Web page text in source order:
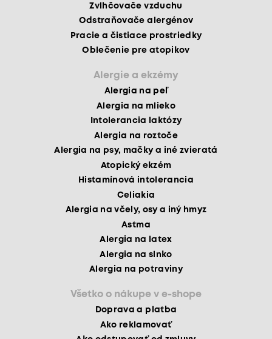
Zvlhčovače vzduchu
Odstraňovače alergénov
Pracie a čistiace prostriedky
Oblečenie pre atopikov
Alergie a ekzémy
Alergia na peľ
Alergia na mlieko
Intolerancia laktózy
Alergia na roztoče
Alergia na psy, mačky a iné zvieratá
Atopický ekzém
Histamínová intolerancia
Celiakia
Alergia na včely, osy a iný hmyz
Astma
Alergia na latex
Alergia na slnko
Alergia na potraviny
Všetko o nákupe v e-shope
Doprava a platba
Ako reklamovať